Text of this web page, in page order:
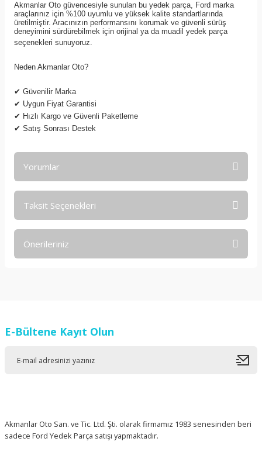
Akmanlar Oto güvencesiyle sunulan bu yedek parça, Ford marka
araçlarınız için %100 uyumlu ve yüksek kalite standartlarında
üretilmiştir. Aracınızın performansını korumak ve güvenli sürüş
deneyimini sürdürebilmek için orijinal ya da muadil yedek parça
seçenekleri sunuyoruz.
Neden Akmanlar Oto?
✔ Güvenilir Marka
✔ Uygun Fiyat Garantisi
✔ Hızlı Kargo ve Güvenli Paketleme
✔ Satış Sonrası Destek
Yorumlar
Taksit Seçenekleri
Önerileriniz
Ürün resmi kalitesiz, bozuk veya görüntülenemiyor.
E-Bültene Kayıt Olun
Akmanlar Oto San. ve Tic. Ltd. Şti. olarak firmamız 1983 senesinden beri
sadece Ford Yedek Parça satışı yapmaktadır.